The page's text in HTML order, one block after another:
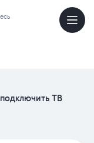
подключить ТВ